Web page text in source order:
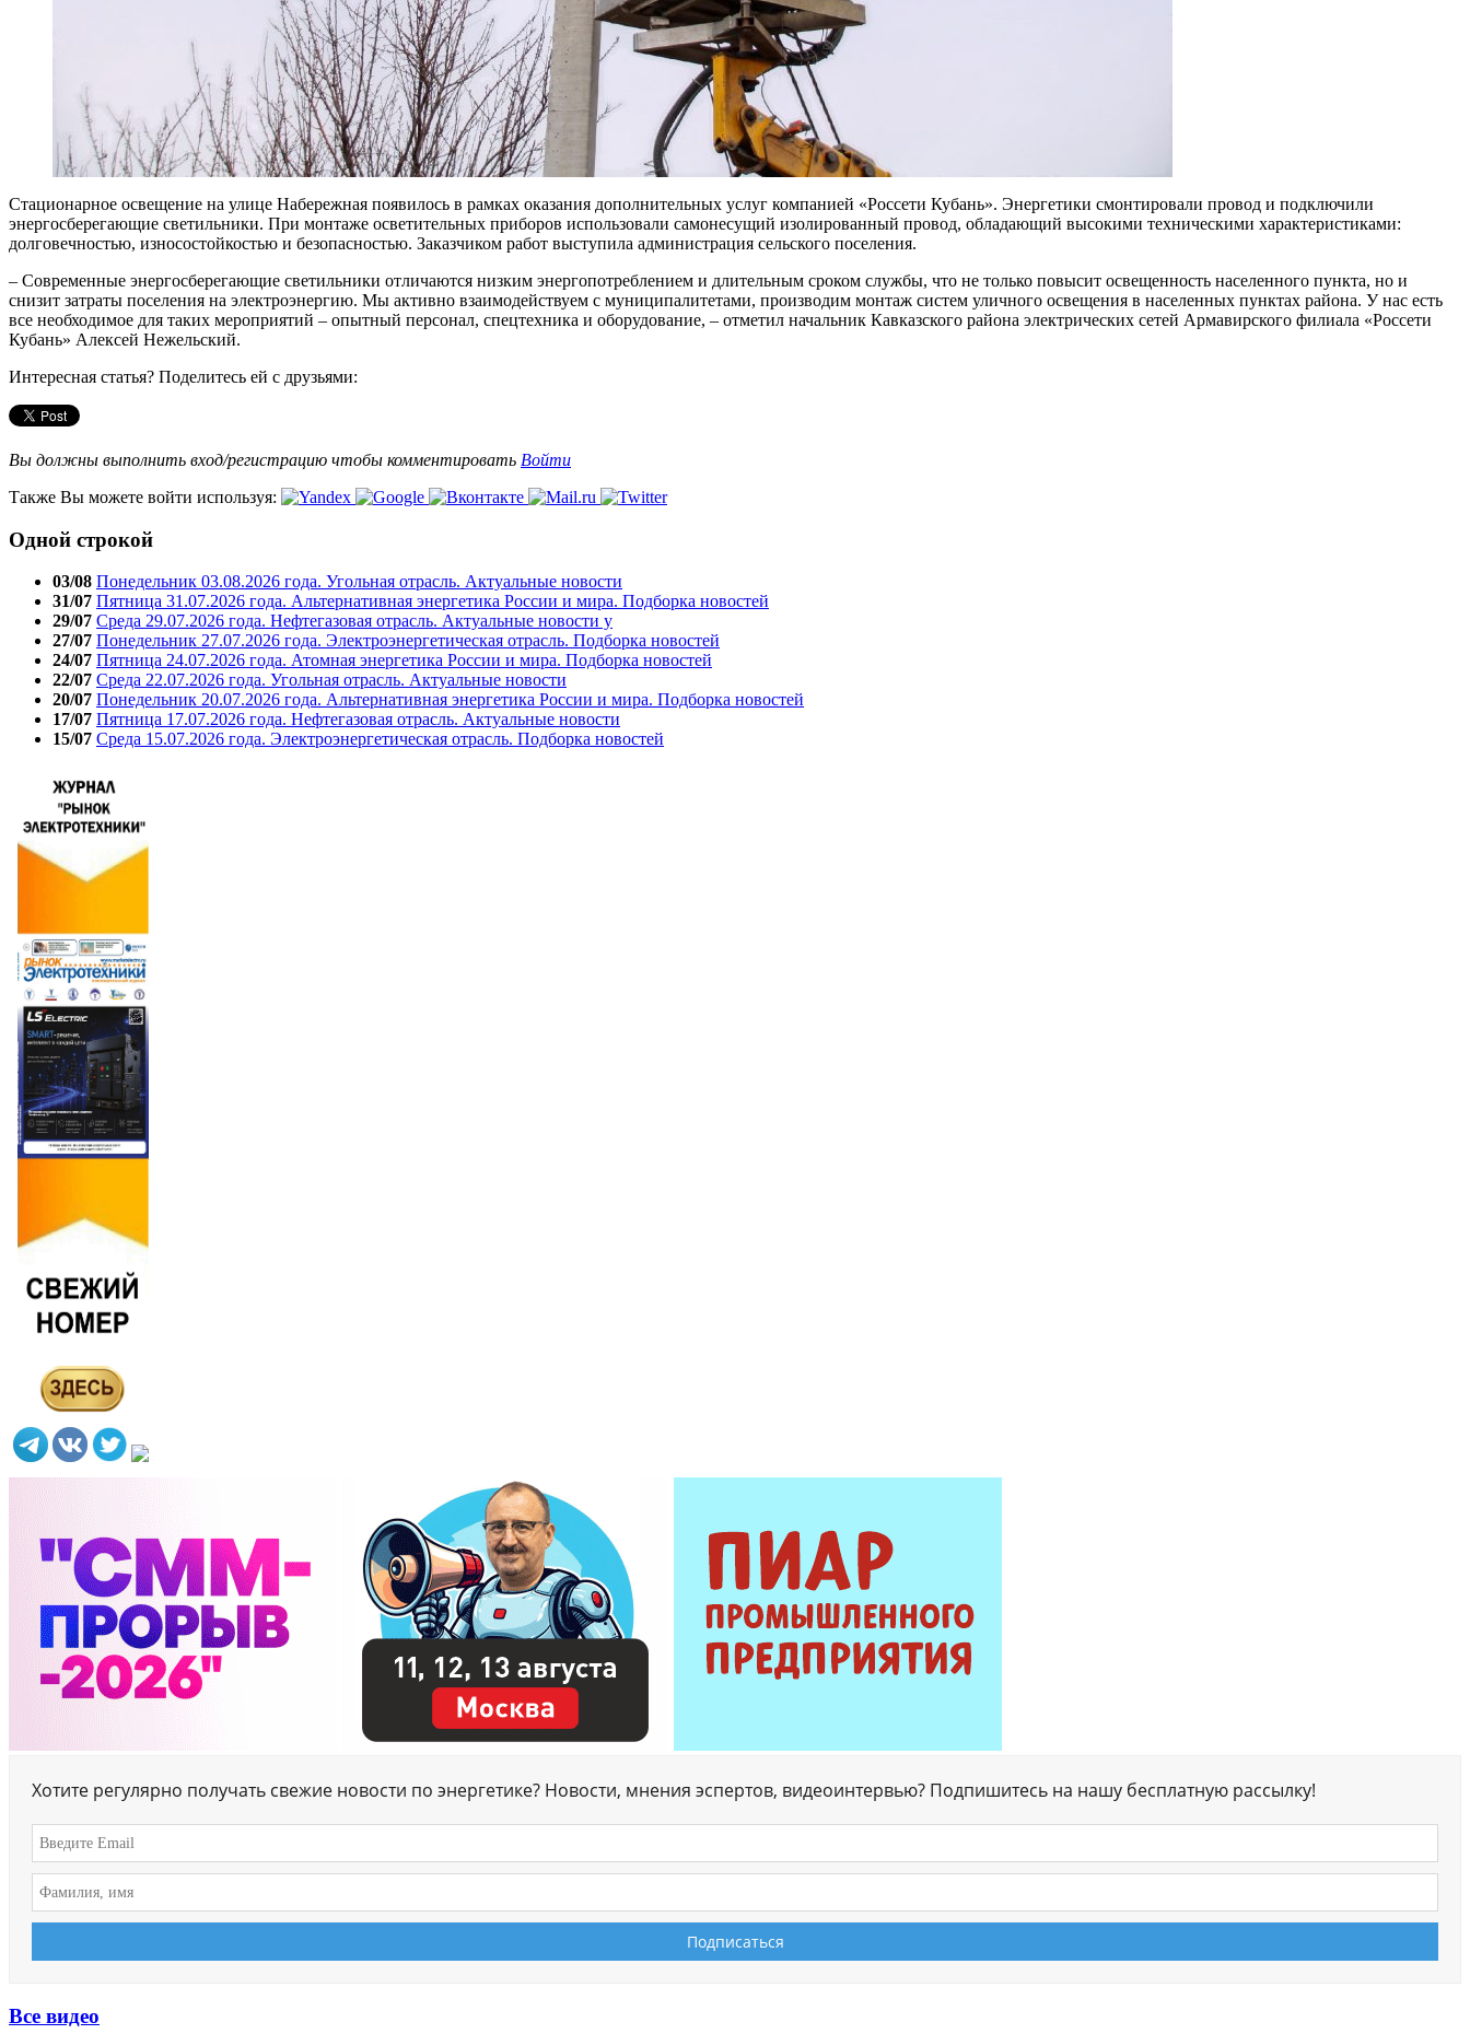
Стационарное освещение на улице Набережная появилось в рамках оказания дополнительных услуг компанией «Россети Кубань». Энергетики смонтировали провод и подключили
энергосберегающие светильники. При монтаже осветительных приборов использовали самонесущий изолированный провод, обладающий высокими техническими характеристиками:
долговечностью, износостойкостью и безопасностью. Заказчиком работ выступила администрация сельского поселения.
– Современные энергосберегающие светильники отличаются низким энергопотреблением и длительным сроком службы, что не только повысит освещенность населенного пункта, но и
снизит затраты поселения на электроэнергию. Мы активно взаимодействуем с муниципалитетами, производим монтаж систем уличного освещения в населенных пунктах района. У нас есть
все необходимое для таких мероприятий – опытный персонал, спецтехника и оборудование, – отметил начальник Кавказского района электрических сетей Армавирского филиала «Россети
Кубань» Алексей Нежельский.
Интересная статья? Поделитесь ей с друзьями:
Вы должны выполнить вход/регистрацию чтобы комментировать Войти
Также Вы можете войти используя:
Одной строкой
03/08 Понедельник 03.08.2026 года. Угольная отрасль. Актуальные новости
31/07 Пятница 31.07.2026 года. Альтернативная энергетика России и мира. Подборка новостей
29/07 Среда 29.07.2026 года. Нефтегазовая отрасль. Актуальные новости у
27/07 Понедельник 27.07.2026 года. Электроэнергетическая отрасль. Подборка новостей
24/07 Пятница 24.07.2026 года. Атомная энергетика России и мира. Подборка новостей
22/07 Среда 22.07.2026 года. Угольная отрасль. Актуальные новости
20/07 Понедельник 20.07.2026 года. Альтернативная энергетика России и мира. Подборка новостей
17/07 Пятница 17.07.2026 года. Нефтегазовая отрасль. Актуальные новости
15/07 Среда 15.07.2026 года. Электроэнергетическая отрасль. Подборка новостей
Хотите регулярно получать свежие новости по энергетике? Новости, мнения эспертов, видеоинтервью? Подпишитесь на нашу бесплатную рассылку!
Все видео